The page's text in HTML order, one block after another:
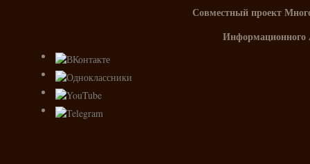
Совместный проект